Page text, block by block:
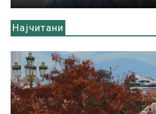
Најчитани